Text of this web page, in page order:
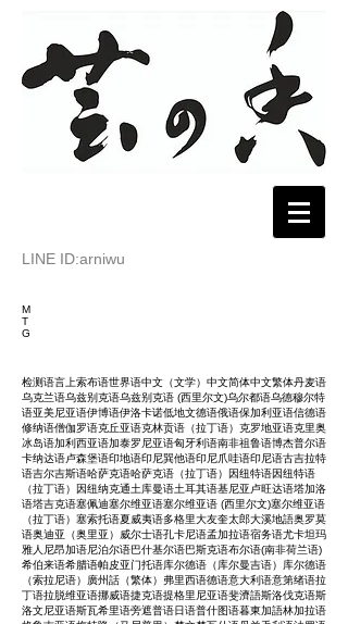
LINE ID:arniwu
M
T
G
检测语言上索布语世界语中文（文学）中文简体中文繁体丹麦语
乌克兰语乌兹别克语乌兹别克语 (西里尔文)乌尔都语乌德穆尔特
语亚美尼亚语伊博语伊洛卡诺低地文德语俄语保加利亚语信德语
修纳语僧伽罗语克丘亚语克林贡语（拉丁语）克罗地亚语克里奥
冰岛语加利西亚语加泰罗尼亚语匈牙利语南非祖鲁语博杰普尔语
卡纳达语卢森堡语印地语印尼巽他语印尼爪哇语印尼语古吉拉特
语吉尔吉斯语哈萨克语哈萨克语（拉丁语）因纽特语因纽特语
（拉丁语）因纽纳克通土库曼语土耳其语基尼亚卢旺达语塔加洛
语塔吉克语塞佩迪塞尔维亚语塞尔维亚语 (西里尔文)塞尔维亚语
（拉丁语）塞索托语夏威夷语多格里大友奎太郎大溪地語奥罗莫
语奥迪亚（奥里亚）威尔士语孔卡尼语孟加拉语宿务语尤卡坦玛
雅人尼昂加语尼泊尔语巴什基尔语巴斯克语布尔语(南非荷兰语)
希伯来语希腊语帕皮亚门托语库尔德语（库尔曼吉语）库尔德语
（索拉尼语）廣州話（繁体）弗里西语德语意大利语意第绪语拉
丁语拉脱维亚语挪威语捷克语提格里尼亚语斐濟語斯洛伐克语斯
洛文尼亚语斯瓦希里语旁遮普语日语普什图语暮東加語林加拉语